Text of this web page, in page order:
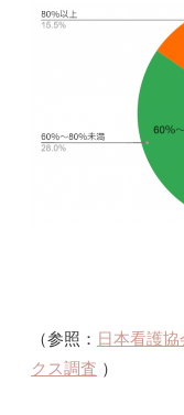
（参照： 日本看護
クス調査 ）